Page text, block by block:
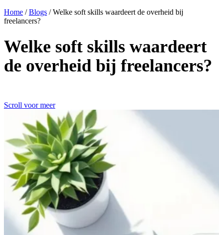
Home /Blogs /Welke soft skills waardeert de overheid bij
freelancers?
Welke soft skills waardeert
de overheid bij freelancers?
Scroll voor meer